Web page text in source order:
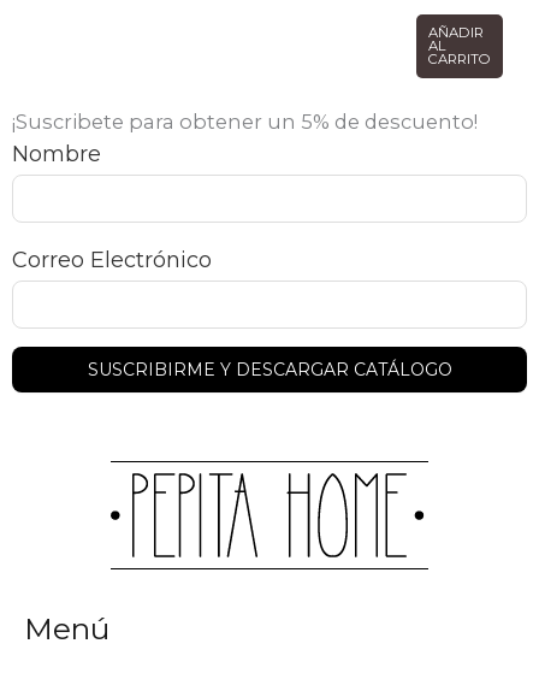
AÑADIR
AL
CARRITO
¡Suscribete para obtener un 5% de descuento!
Nombre
Correo Electrónico
Menú